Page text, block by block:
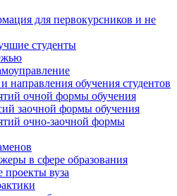
для первокурсников и не
студенты
направления обучения студентов
очной формы обучения
заочной формы обучения
очно-заочной формы
в сфере образования
проекты вуза